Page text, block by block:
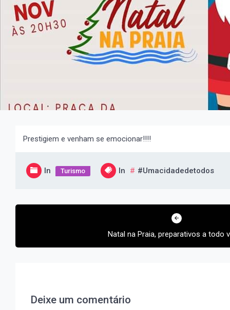
Prestigiem e venham se emocionar!!!!
In Turismo In #umacidadedetodos
Navegação
Post
Natal na Praia, preparativos a todo
Deixe um comentário